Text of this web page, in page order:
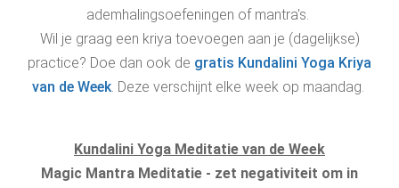
ademhalingsoefeningen of mantra's.
Wil je graag een kriya toevoegen aan je (dagelijkse)
practice? Doe dan ook de gratis Kundalini Yoga Kriya
van de Week. Deze verschijnt elke week op maandag.
Kundalini Yoga Meditatie van de Week
Magic Mantra Meditatie - zet negativiteit om in